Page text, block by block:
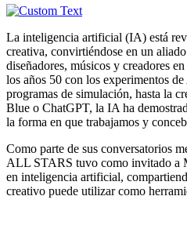
La inteligencia artificial (IA) está
creativa, convirtiéndose en un
diseñadores, músicos y creadores
los años 50 con los experimentos
programas de simulación, hasta la
Blue o ChatGPT, la IA ha
la forma en que trabajamos y
Como parte de sus conversatorios
ALL STARS tuvo como invitado a
en inteligencia artificial,
creativo puede utilizar como